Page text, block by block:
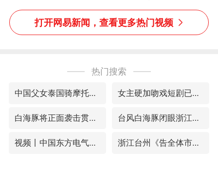
像了～你是吃古筝长大的
吗？”“或将成为首位考级
不带古筝的选手。”（来
网友：果然言传不如身
教！
打开网易新闻，查看更多热门视频
热门搜索
中国父女泰国骑摩托车坠崖1死1伤 女主硬加吻戏短剧已下架
白海豚将正面袭击贯穿浙江 台风白海豚闭眼浙江上海处于危险半圆
视频丨中国东方电气集团原党组副书记、董事宋致远被查 浙江台州《告全体市民书》